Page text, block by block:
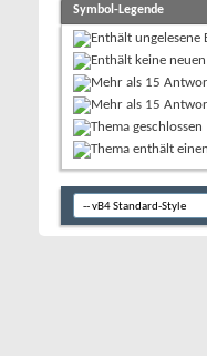
Symbol-Legende